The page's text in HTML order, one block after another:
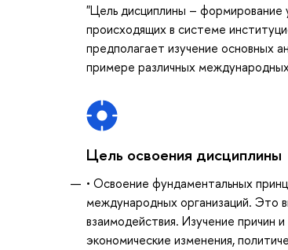
"Цель дисциплины – формирование
происходящих в системе
предполагает изучение основных
примере различных
Цель освоения дисциплины
• Освоение фундаментальных
международных организаций. Это
взаимодействия. Изучение причин
экономические изменения,